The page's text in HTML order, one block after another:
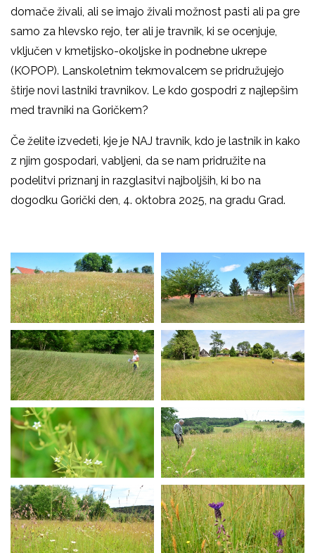
domače živali, ali se imajo živali možnost pasti ali pa gre
samo za hlevsko rejo, ter ali je travnik, ki se ocenjuje,
vključen v kmetijsko-okoljske in podnebne ukrepe
(KOPOP). Lanskoletnim tekmovalcem se pridružujejo
štirje novi lastniki travnikov. Le kdo gospodri z najlepšim
med travniki na Goričkem?
Če želite izvedeti, kje je NAJ travnik, kdo je lastnik in kako
z njim gospodari, vabljeni, da se nam pridružite na
podelitvi priznanj in razglasitvi najboljših, ki bo na
dogodku Gorički den, 4. oktobra 2025, na gradu Grad.